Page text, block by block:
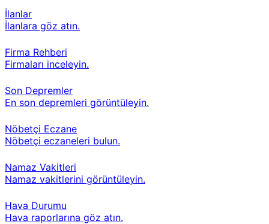
İlanlar
İlanlara göz atın.
Firma Rehberi
Firmaları inceleyin.
Son Depremler
En son depremleri görüntüleyin.
Nöbetçi Eczane
Nöbetçi eczaneleri bulun.
Namaz Vakitleri
Namaz vakitlerini görüntüleyin.
Hava Durumu
Hava raporlarına göz atın.